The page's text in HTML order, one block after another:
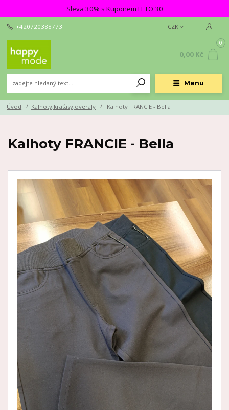
Sleva 30% s Kuponem LETO 30
Menu
CZK
+420720388773
0
0,00 Kč
Úvod Kalhoty,kraťasy,overaly Kalhoty FRANCIE - Bella
Kalhoty FRANCIE - Bella